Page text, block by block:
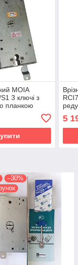
MOIA
3 ключі з
планкою
5
–30%